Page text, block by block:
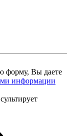
форму, Вы даете
информации